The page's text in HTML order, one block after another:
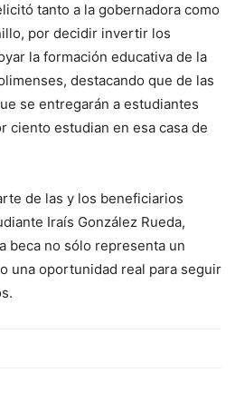
tanto a la gobernadora como
por decidir invertir los
la formación educativa de la
destacando que de las
se entregarán a estudiantes
ciento estudian en esa casa de
de las y los beneficiarios
Iraís González Rueda,
beca no sólo representa un
una oportunidad real para seguir